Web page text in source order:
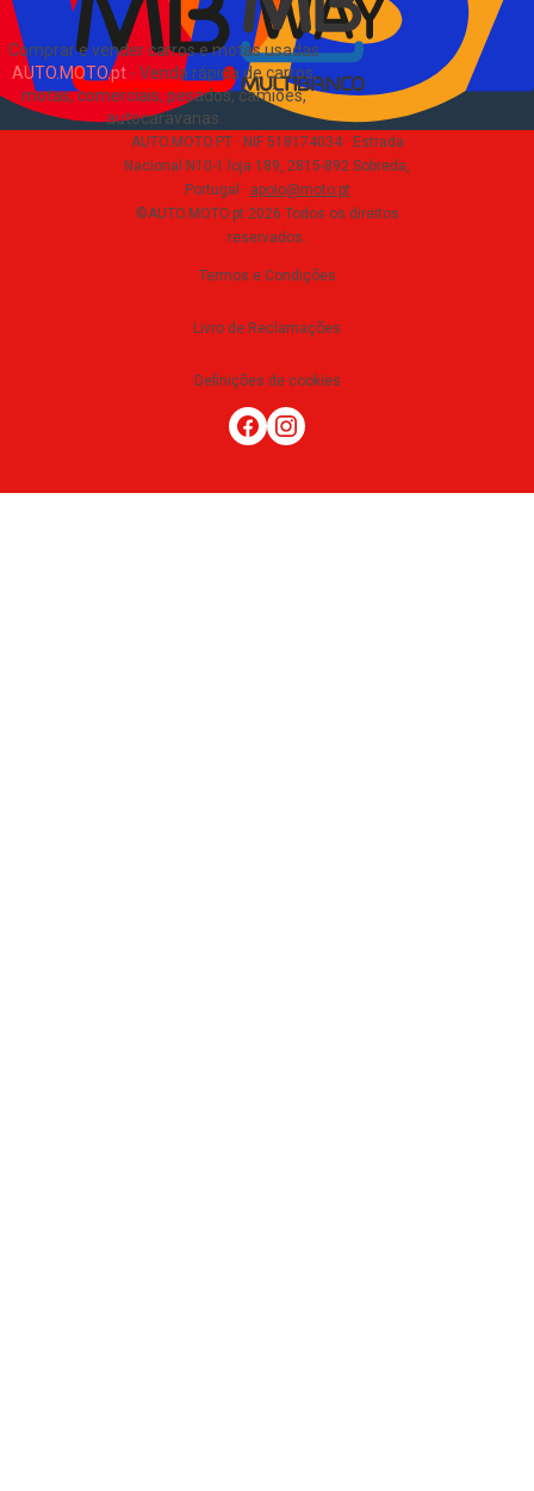
Comprar e vender carros e motas usadas
AUTO.MOTO.pt- Venda rápida de carros,
motas, comerciais, pesados, camiões,
autocaravanas
AUTO.MOTO.PT · NIF 518174034 · Estrada
Nacional N10-1 loja 189, 2815-892 Sobreda,
Portugal · apoio@moto.pt
©AUTO.MOTO.pt 2026 Todos os direitos
reservados.
Termos e Condições
Livro de Reclamações
Definições de cookies